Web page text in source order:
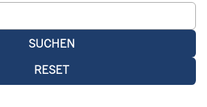
SUCHEN
RESET